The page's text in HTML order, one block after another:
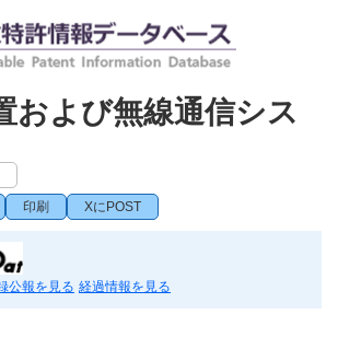
および無線通信シス
印刷 XにPOST
公報を見る 経過情報を見る